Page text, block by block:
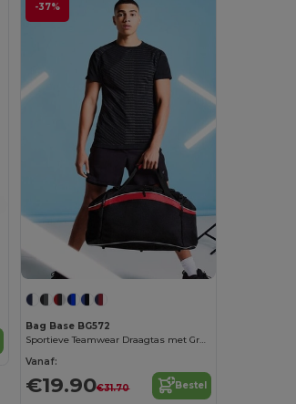
-37%
Bag Base BG572
Sportieve Teamwear Draagtas met Grote Capaciteit
Vanaf:
€19.90€31.70 Bestel